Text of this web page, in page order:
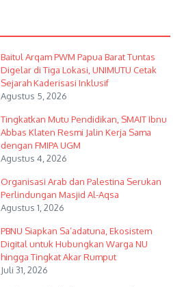
Baitul Arqam PWM Papua Barat Tuntas
Digelar di Tiga Lokasi, UNIMUTU Cetak
Sejarah Kaderisasi Inklusif
Agustus 5, 2026
Tingkatkan Mutu Pendidikan, SMAIT Ibnu
Abbas Klaten Resmi Jalin Kerja Sama
dengan FMIPA UGM
Agustus 4, 2026
Organisasi Arab dan Palestina Serukan
Perlindungan Masjid Al-Aqsa
Agustus 1, 2026
PBNU Siapkan Sa’adatuna, Ekosistem
Digital untuk Hubungkan Warga NU
hingga Tingkat Akar Rumput
Juli 31, 2026